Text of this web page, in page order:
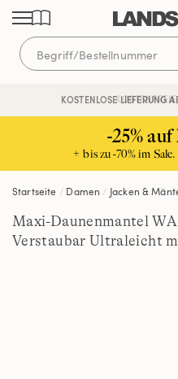
Direkt
zum
Inhalt
Direkt
zur
Navigation
Direkt
zur
Suche
KOSTENLOSE LIEFERUNG
-25%
+ bis zu -70% im
Startseite Damen Jacken &
Maxi-Daunenmantel
Verstaubar Ultraleicht